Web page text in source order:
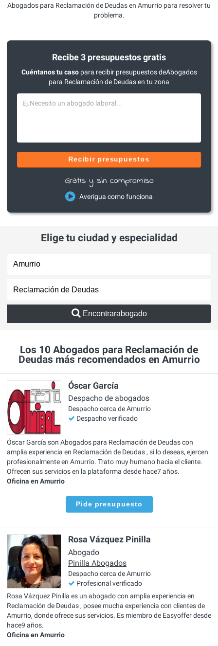
Abogados para Reclamación de Deudas en Amurrio para resolver tu
problema.
Recibe 3 presupuestos gratis
Cuéntanos tu casopara recibir presupuestos deAbogados
para Reclamación de Deudas en tu zona
Recibir presupuestos
Gratis y sin compromiso
Averigua como funciona
Elige tu ciudad y especialidad
Encontrarabogado
Los 10 Abogados para Reclamación de
Deudas más recomendados en Amurrio
Óscar García
Despacho de abogados
Despacho cerca de Amurrio
Despacho verificado
Óscar García son Abogados para Reclamación de Deudas con
amplia experiencia en Reclamación de Deudas , si lo deseas, ejercen
profesionalmente en Amurrio. Trato muy humano hacia el cliente.
Ofrecen sus servicios en la plataforma desde hace7 años.
Oficina en Amurrio
Pide presupuesto
Rosa Vázquez Pinilla
Abogado
Pinilla Abogados
Despacho cerca de Amurrio
Profesional verificado
Rosa Vázquez Pinilla es un abogado con amplia experiencia en
Reclamación de Deudas , posee mucha experiencia con clientes de
Amurrio, donde ofrece sus servicios. Es miembro de Easyoffer desde
hace9 años.
Oficina en Amurrio